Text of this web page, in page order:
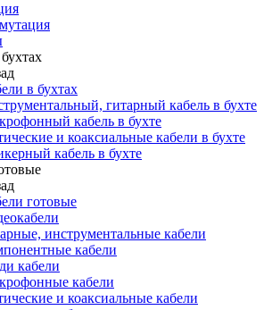
в бухтах
гитарный кабель в бухте
кабель в бухте
и коаксиальные кабели в бухте
кабель в бухте
готовые
инструментальные кабели
кабели
кабели
кабели
и коаксиальные кабели